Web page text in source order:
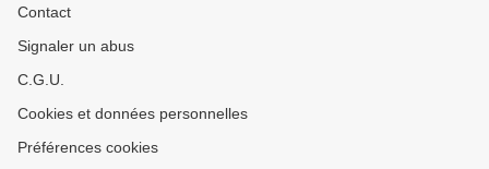
Contact
Signaler un abus
C.G.U.
Cookies et données personnelles
Préférences cookies